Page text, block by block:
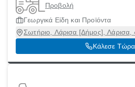
Προβολή
Γεωργικά Είδη και Προϊόντα
Σωτήριο, Λάρισα [Δήμος], Λάρισα,
Κάλεσε Τώρα